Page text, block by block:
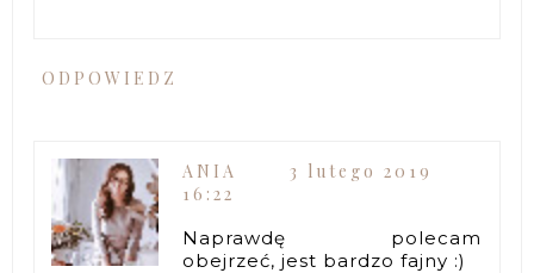
ODPOWIEDZ
ANIA
3 lutego 2019
16:22
Naprawdę polecam
obejrzeć, jest bardzo fajny :)